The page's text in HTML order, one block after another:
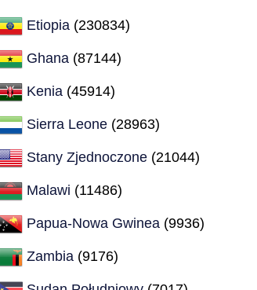
Etiopia(230834)
Ghana(87144)
Kenia(45914)
Sierra Leone(28963)
Stany Zjednoczone(21044)
Malawi (11486)
Papua-Nowa Gwinea(9936)
Zambia(9176)